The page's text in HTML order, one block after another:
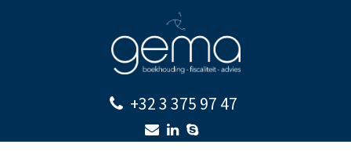
+32 3 375 97 47